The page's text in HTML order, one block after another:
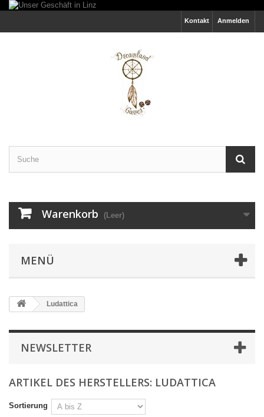
Anmelden
Kontakt
Warenkorb (Leer)
MENÜ
Ludattica
NEWSLETTER
ARTIKEL DES HERSTELLERS: LUDATTICA
Sortierung